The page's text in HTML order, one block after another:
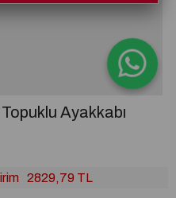
Ayakkabı
2829,79 TL